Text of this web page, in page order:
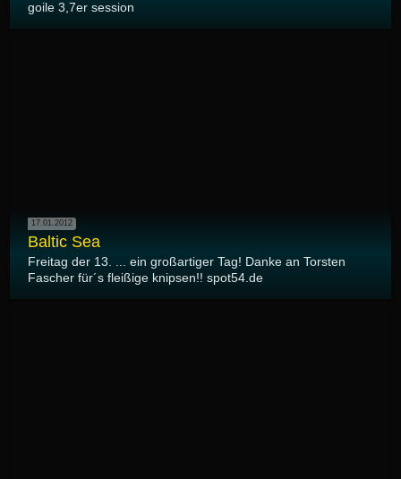
goile 3,7er session
17.01.2012
Baltic Sea
Freitag der 13. ... ein großartiger Tag! Danke an Torsten
Fascher für´s fleißige knipsen!! spot54.de